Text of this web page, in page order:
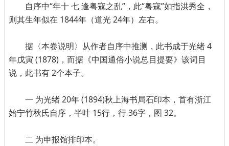
自序中“年十 七 逢粤寇之乱”，此“粤寇”如指洪秀全，
则其生年似在 1844年（道光 24年）左右。
据〈本卷说明〉从作者自序中推测，此书成于光绪 4
年戊寅 (1878)，而据《中国通俗小说总目提要》该词目
说，此书有 2个本子。
一 为光绪 20年 (1894)秋上海书局石印本，首有浙江
始宁竹秋氏自序，半叶 15行，行 36字，图 32。
二 为申报馆排印本。